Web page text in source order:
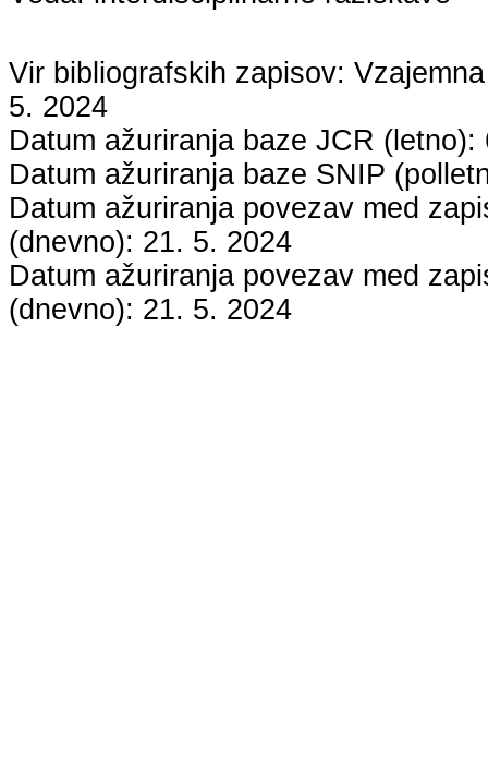
Vir bibliografskih zapisov:
5. 2024
Datum ažuriranja baze JCR (letno):
Datum ažuriranja baze SNIP
Datum ažuriranja povezav med
(dnevno): 21. 5. 2024
Datum ažuriranja povezav med
(dnevno): 21. 5. 2024